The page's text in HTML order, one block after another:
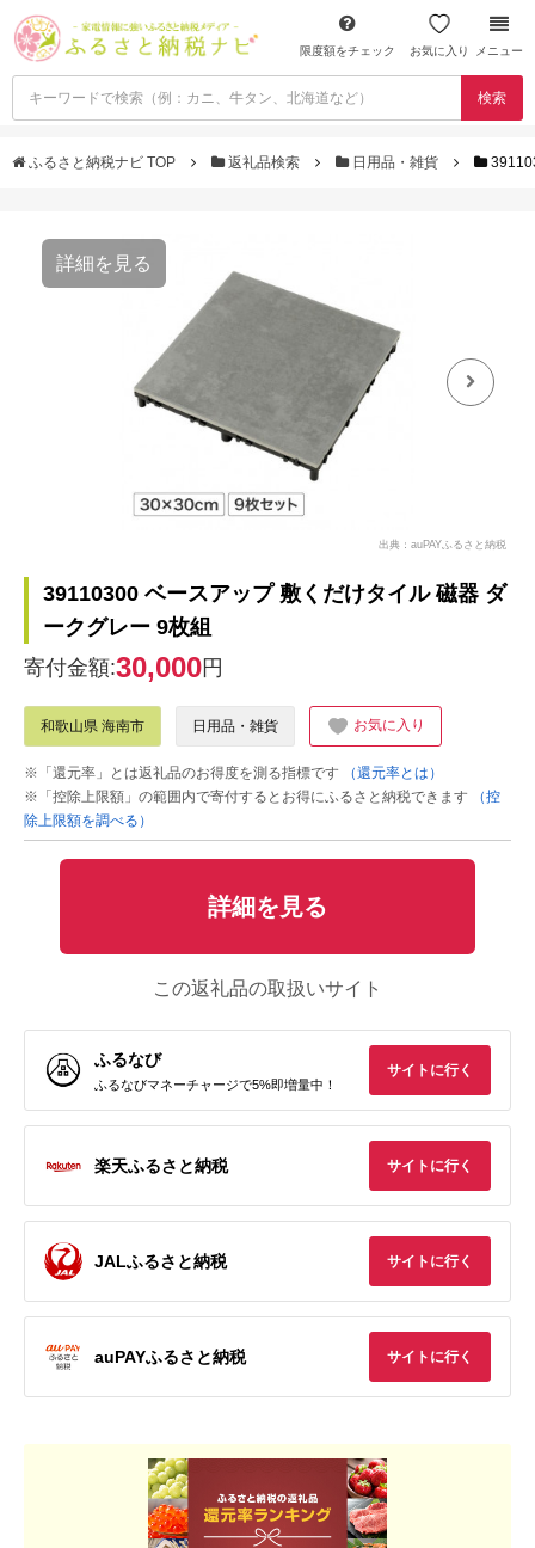
限度額をチェック お気に入り メニュー
検索
ふるさと納税ナビ TOP 返礼品検索 日用品・雑貨
詳細を見る
出典：auPAYふるさと納税
39110300 ベースアップ 敷くだけタイル 磁器 ダ
ークグレー 9枚組
寄付金額:30,000円
和歌山県 海南市 日用品・雑貨 お気に入り
※「還元率」とは返礼品のお得度を測る指標です
（還元率とは）
※「控除上限額」の範囲内で寄付するとお得にふるさと納税できます
（控
除上限額を調べる）
詳細を見る
この返礼品の取扱いサイト
ふるなび
ふるなびマネーチャージで5%即増量中！
サイトに行く
楽天ふるさと納税 サイトに行く
JALふるさと納税 サイトに行く
auPAYふるさと納税 サイトに行く